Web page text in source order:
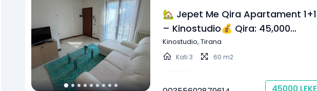
🏡 Jepet Me Qira Apartament 1+1
– Kinostudio💰 Qira: 45,000
Lekë/muaj (çmim I
Padiskutueshëm)
Kinostudio, Tirana
Kati 3 60 m2